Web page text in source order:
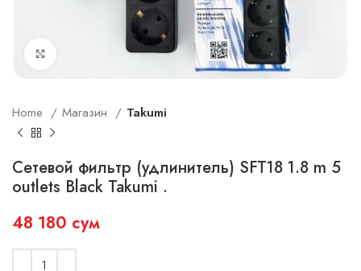
Home Магазин Takumi
Сетевой фильтр (удлинитель) SFT18 1.8 m 5
outlets Black Takumi .
48 180 сум